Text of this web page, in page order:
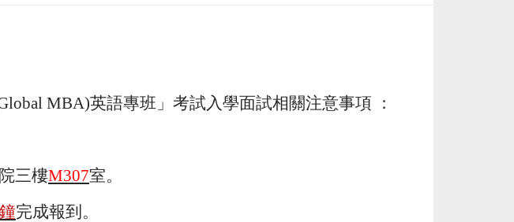
MBA)英語專班」考試入學面試相關注意事項
：
三樓M307室。
完成報到。